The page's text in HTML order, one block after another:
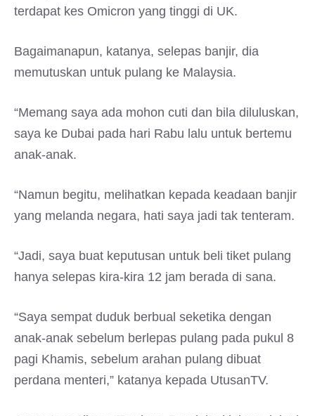
terdapat kes Omicron yang tinggi di UK.
Bagaimanapun, katanya, selepas banjir, dia
memutuskan untuk pulang ke Malaysia.
“Memang saya ada mohon cuti dan bila diluluskan,
saya ke Dubai pada hari Rabu lalu untuk bertemu
anak-anak.
“Namun begitu, melihatkan kepada keadaan banjir
yang melanda negara, hati saya jadi tak tenteram.
“Jadi, saya buat keputusan untuk beli tiket pulang
hanya selepas kira-kira 12 jam berada di sana.
“Saya sempat duduk berbual seketika dengan
anak-anak sebelum berlepas pulang pada pukul 8
pagi Khamis, sebelum arahan pulang dibuat
perdana menteri,” katanya kepada UtusanTV.